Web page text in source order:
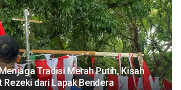
Tradisi Merah Putih, Kisah
dari Lapak Bendera